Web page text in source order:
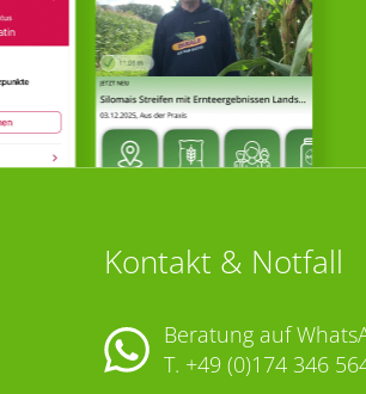
Kontakt & Notfall
Beratung auf
T. +49 (0)174 346